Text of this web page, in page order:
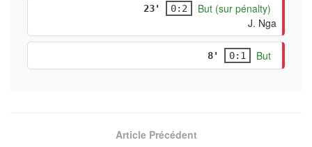
23' 0:2
But (sur pénalty)
J. Nga
8' 0:1 But
Article Précédent